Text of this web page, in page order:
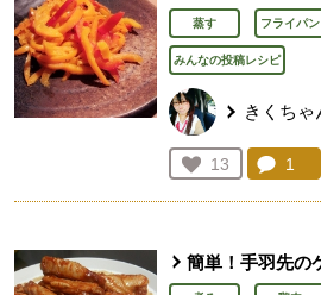
蒸す フライパン
みんなの投稿レシピ
きくちゃ
お気に入り登
13
人が登録
コメ
1
簡単！手羽先の